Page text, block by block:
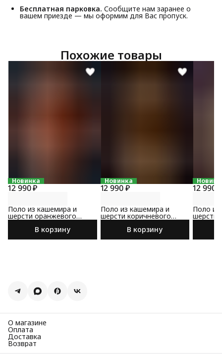
Бесплатная парковка. Сообщите нам заранее о
вашем приезде — мы оформим для Вас пропуск.
Похожие товары
Новинка
12 990 ₽
Поло из кашемира и
шерсти оранжевого
В корзину
Новинка
12 990 ₽
Поло из кашемира и
шерсти коричневого
В корзину
12 990 ₽
Поло
шерсти
О магазине
Оплата
Доставка
Возврат